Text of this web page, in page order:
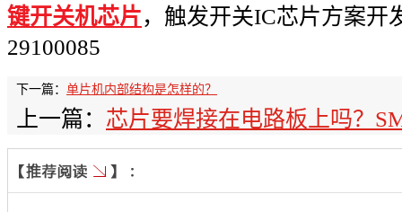
键开关机芯片，触发开关IC芯片方案开
29100085
下一篇： 单片机内部结构是怎样的？
上一篇： 芯片要焊接在电路板上吗？